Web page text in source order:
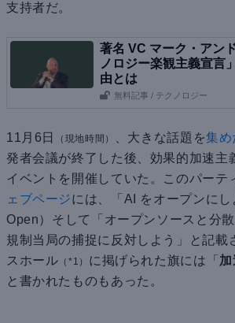
支持者だ。
著名 VC マーク・アン
ノロジー楽観主義宣言
由とは
無料記事 / テクノロジー
11月6日 （現地時間） 、大きな話題を集め
発者会議が終了した後、効果的加速主
イベントを開催していた。このパーテ
ェブページには、「AI をオープンにし
Open）そして「オープンソースと分散
規制当局の捕捉に反対しよう」と記載
スホール （*1） に掲げられた旗には「
と書かれたものもあった。